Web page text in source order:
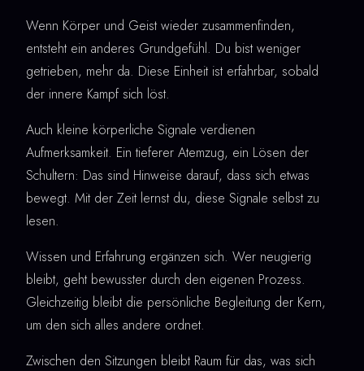
Wenn Körper und Geist wieder zusammenfinden,
entsteht ein anderes Grundgefühl. Du bist weniger
getrieben, mehr da. Diese Einheit ist erfahrbar, sobald
der innere Kampf sich löst.
Auch kleine körperliche Signale verdienen
Aufmerksamkeit. Ein tieferer Atemzug, ein Lösen der
Schultern: Das sind Hinweise darauf, dass sich etwas
bewegt. Mit der Zeit lernst du, diese Signale selbst zu
lesen.
Wissen und Erfahrung ergänzen sich. Wer neugierig
bleibt, geht bewusster durch den eigenen Prozess.
Gleichzeitig bleibt die persönliche Begleitung der Kern,
um den sich alles andere ordnet.
Zwischen den Sitzungen bleibt Raum für das, was sich